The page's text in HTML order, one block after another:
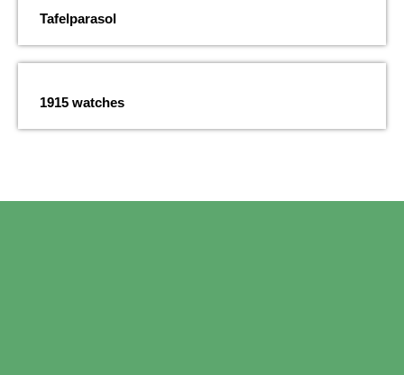
Tafelparasol
1915 watches